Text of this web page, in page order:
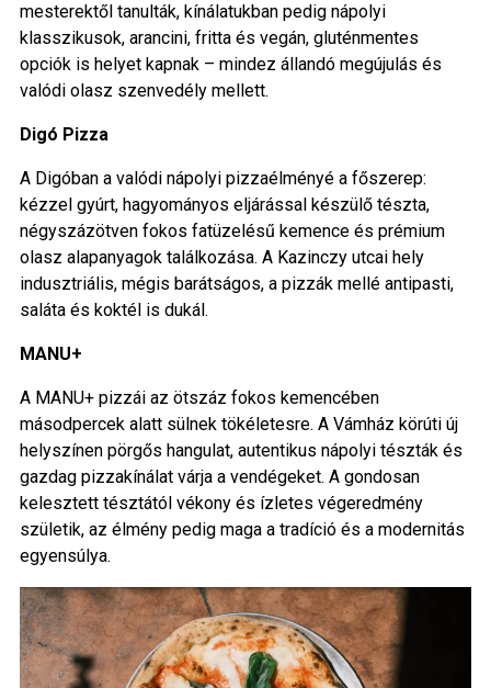
mesterektől tanulták, kínálatukban pedig nápolyi
klasszikusok, arancini, fritta és vegán, gluténmentes
opciók is helyet kapnak – mindez állandó megújulás és
valódi olasz szenvedély mellett.
Digó Pizza
A Digóban a valódi nápolyi pizzaélményé a főszerep:
kézzel gyúrt, hagyományos eljárással készülő tészta,
négyszázötven fokos fatüzelésű kemence és prémium
olasz alapanyagok találkozása. A Kazinczy utcai hely
indusztriális, mégis barátságos, a pizzák mellé antipasti,
saláta és koktél is dukál.
MANU+
A MANU+ pizzái az ötszáz fokos kemencében
másodpercek alatt sülnek tökéletesre. A Vámház körúti új
helyszínen pörgős hangulat, autentikus nápolyi tészták és
gazdag pizzakínálat várja a vendégeket. A gondosan
kelesztett tésztától vékony és ízletes végeredmény
születik, az élmény pedig maga a tradíció és a modernitás
egyensúlya.